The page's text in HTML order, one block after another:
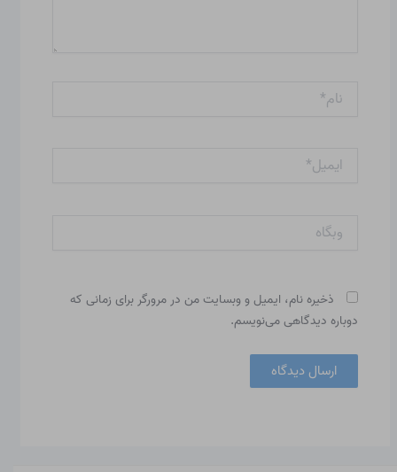
ایمیل*
ذخیره نام، ایمیل و وبسایت من در مرورگر برای زمانی که
دوباره دیدگاهی می‌نویسم.